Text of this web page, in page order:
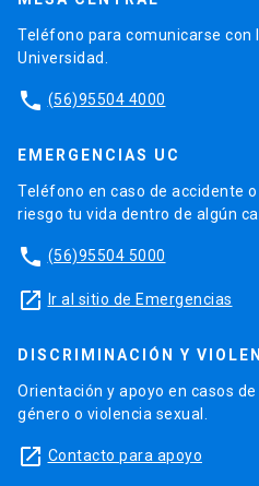
Teléfono para comunicarse con
Universidad.
phone (56)95504 4000
EMERGENCIAS UC
Teléfono en caso de accidente
riesgo tu vida dentro de algún
phone (56)95504 5000
launch Ir al sitio de Emergencias
DISCRIMINACIÓN Y
Orientación y apoyo en casos
género o violencia sexual.
launch Contacto para apoyo